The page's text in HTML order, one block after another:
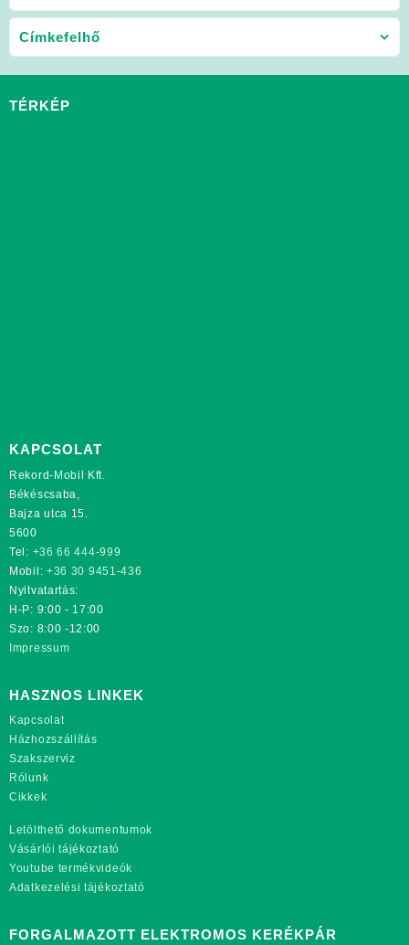
Címkefelhő
TÉRKÉP
KAPCSOLAT
Rekord-Mobil Kft.
Békéscsaba,
Bajza utca 15.
5600
Tel: +36 66 444-999
Mobil: +36 30 9451-436
Nyitvatartás:
H-P: 9:00 - 17:00
Szo: 8:00 -12:00
Impressum
HASZNOS LINKEK
Kapcsolat
Házhozszállítás
Szakszerviz
Rólunk
Cikkek
Letölthető dokumentumok
Vásárlói tájékoztató
Youtube termékvideók
Adatkezelési tájékoztató
FORGALMAZOTT ELEKTROMOS KERÉKPÁR